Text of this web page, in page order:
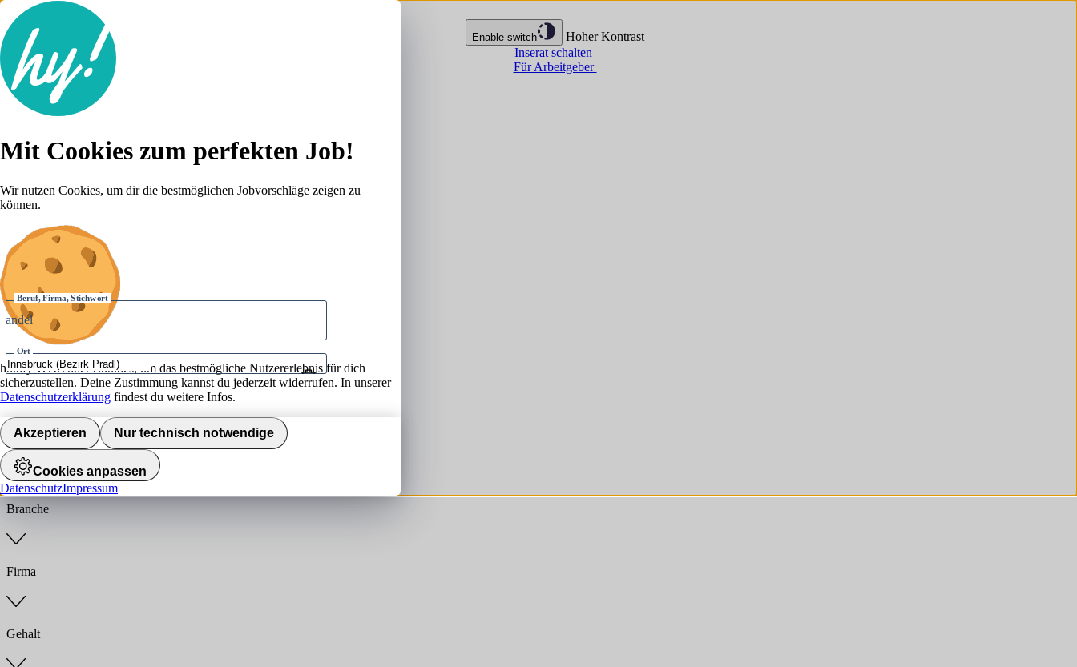
Enable switch
Hoher Kontrast
Inserat schalten
Für Arbeitgeber
Lebenslauf
Karriere-Tipps
Anmelden
Beruf, Firma, Stichwort
Ort
Umkreis
Jobs finden
Anstellungsart
Branche
Firma
Gehalt
Mit Cookies zum perfekten Job!
Wir nutzen Cookies, um dir die bestmöglichen Jobvorschläge zeigen zu
können.
hokify verwendet Cookies, um das bestmögliche Nutzererlebnis für dich
sicherzustellen. Deine Zustimmung kannst du jederzeit widerrufen. In unserer
Datenschutzerklärung findest du weitere Infos.
Akzeptieren Nur technisch notwendige
Cookies anpassen
DatenschutzImpressum